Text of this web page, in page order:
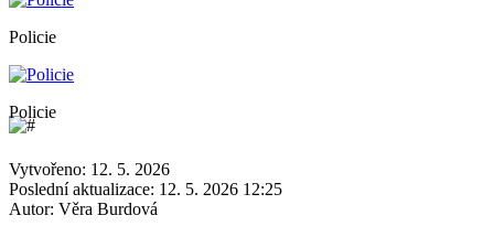
Policie
Policie
Vytvořeno: 12. 5. 2026
Poslední aktualizace: 12. 5. 2026 12:25
Autor: Věra Burdová